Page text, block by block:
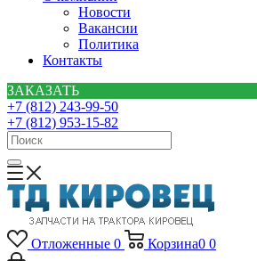
Новости
Вакансии
Политика
Контакты
ЗАКАЗАТЬ
+7 (812) 243-99-50
+7 (812) 953-15-82
Отложенные 0 Корзина0 0